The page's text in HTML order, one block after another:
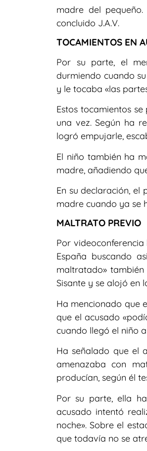
madre del
concluido J.A.V.
TOCAMIENTOS EN
Por su parte, el
durmiendo cuando
y le tocaba «las
Estos tocamientos
una vez. Según ha
logró empujarle,
El niño también ha
madre, añadiendo
En su declaración,
madre cuando ya se
MALTRATO PREVIO
Por
España buscando
maltratado»
Sisante y se alojó en
Ha mencionado que
que el acusado
cuando llegó el niño
Ha señalado que el
amenazaba con
producían, según él
Por su parte, ella
acusado intentó
noche». Sobre el
que todavía no se